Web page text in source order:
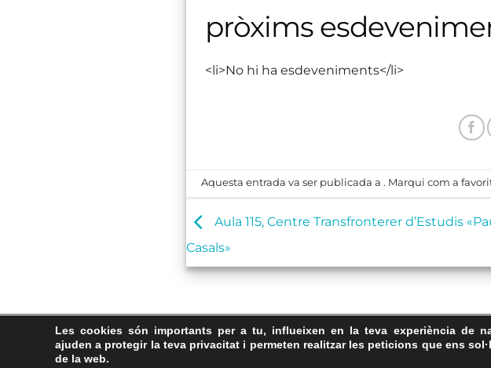
pròxims
<li>No hi ha esdeveniments</li>
Aquesta entrada va ser publicada a . Marqui com a
Aula 115, Centre Transfronterer d’Estudis
Casals»
Avís Legal·Política de
Les cookies són importants per a tu, influeixen en la teva experiència de
ajuden a protegir la teva privacitat i permeten realitzar les peticions que ens
de la web.